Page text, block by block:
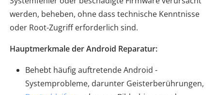
werden, beheben, ohne dass technische Kenntnisse
oder Root-Zugriff erforderlich sind.
Hauptmerkmale der Android Reparatur:
Behebt häufig auftretende Android -
Systemprobleme, darunter Geisterberührungen,